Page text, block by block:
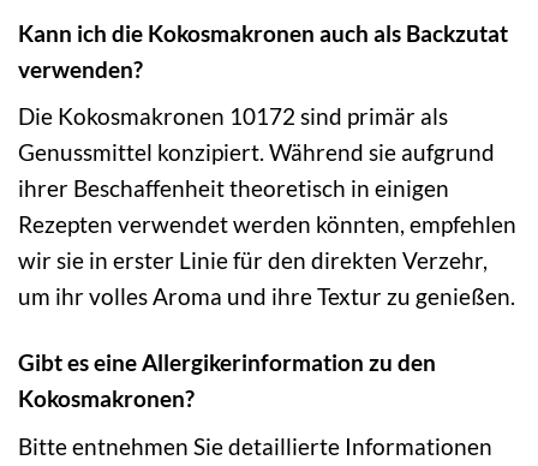
Kann ich die Kokosmakronen auch als Backzutat
verwenden?
Die Kokosmakronen 10172 sind primär als
Genussmittel konzipiert. Während sie aufgrund
ihrer Beschaffenheit theoretisch in einigen
Rezepten verwendet werden könnten, empfehlen
wir sie in erster Linie für den direkten Verzehr,
um ihr volles Aroma und ihre Textur zu genießen.
Gibt es eine Allergikerinformation zu den
Kokosmakronen?
Bitte entnehmen Sie detaillierte Informationen